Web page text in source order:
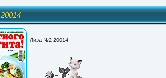
Лиза №2 20014